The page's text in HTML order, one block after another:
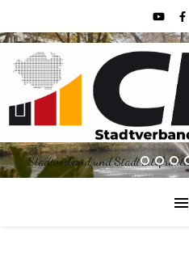
Stadtverband und